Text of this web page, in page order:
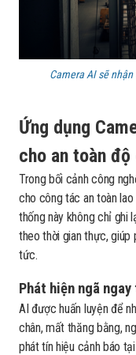
Camera AI sẽ
Ứng dụng
cho an toàn độ
Trong bối cảnh công
cho công tác an toàn
thống này không chỉ ghi
theo thời gian thực, giúp
tức.
Phát hiện ngã
AI được huấn luyện để
chân, mất thăng bằng,
phát tín hiệu cảnh báo